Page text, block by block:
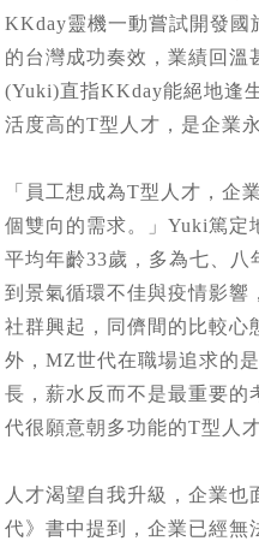
KKday靈機一動嘗試開發國
的台灣成功奏效，業績回溫
(Yuki)直指KKday能絕地逢
活度高的T型人才，是企業
「員工想成為T型人才，企
個雙向的需求。」Yuki篤定
平均年齡33歲，多為七、
到景氣循環不佳與疫情影響
社群興起，同儕間的比較心
外，MZ世代在職場追求的
長，薪水反而不是最重要的
代很願意朝多功能的T型人
人才渴望自我升級，企業
代》書中提到，企業已經無